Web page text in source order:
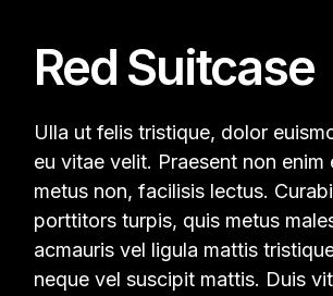
Red Suitcase
Ulla ut felis tristique, dolor
eu vitae velit. Praesent non enim
metus non, facilisis lectus.
porttitors turpis, quis metus
acmauris vel ligula mattis
neque vel suscipit mattis. Duis